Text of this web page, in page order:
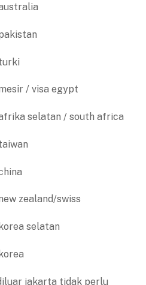
/ visa egypt
selatan / south africa
zealand/swiss
selatan
jakarta tidak perlu